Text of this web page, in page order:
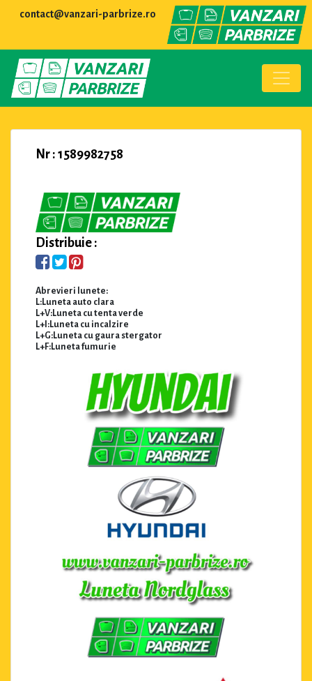
contact@vanzari-parbrize.ro
Nr : 1589982758
Distribuie :
Abrevieri lunete:
L:Luneta auto clara
L+V:Luneta cu tenta verde
L+I:Luneta cu incalzire
L+G:Luneta cu gaura stergator
L+F:Luneta fumurie